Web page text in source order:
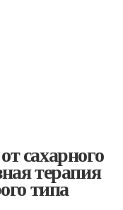
сахарного
терапия
типа